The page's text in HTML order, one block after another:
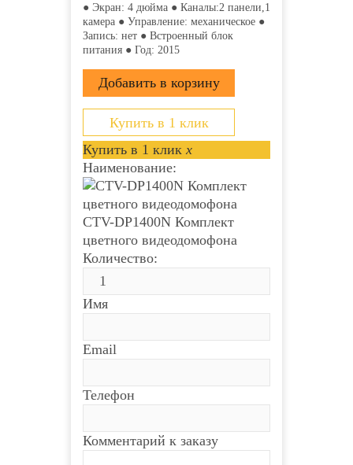
● Экран: 4 дюйма ● Каналы:2 панели,1
камера ● Управление: механическое ●
Запись: нет ● Встроенный блок
питания ● Год: 2015
Купить в 1 клик
Купить в 1 клик x
Наименование:
CTV-DP1400N Комплект
цветного видеодомофона
Количество:
Имя
Email
Телефон
Комментарий к заказу